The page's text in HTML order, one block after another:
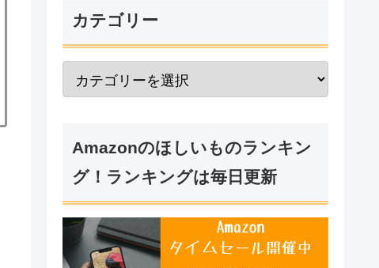
カテゴリー
Amazonのほしいものランキン
グ！ランキングは毎日更新